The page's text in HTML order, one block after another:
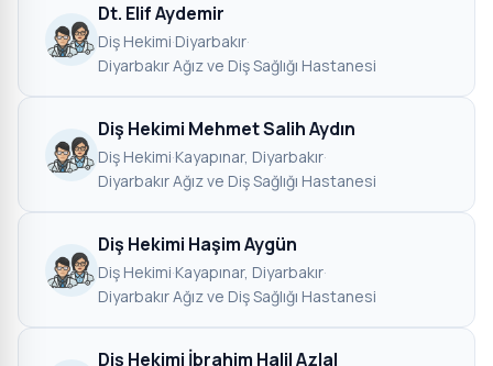
Dt. Elif Aydemir
Diş Hekimi·Diyarbakır·
Diyarbakır Ağız ve Diş Sağlığı Hastanesi
Diş Hekimi Mehmet Salih Aydın
Diş Hekimi·Kayapınar, Diyarbakır·
Diyarbakır Ağız ve Diş Sağlığı Hastanesi
Diş Hekimi Haşim Aygün
Diş Hekimi·Kayapınar, Diyarbakır·
Diyarbakır Ağız ve Diş Sağlığı Hastanesi
Diş Hekimi İbrahim Halil Azlal